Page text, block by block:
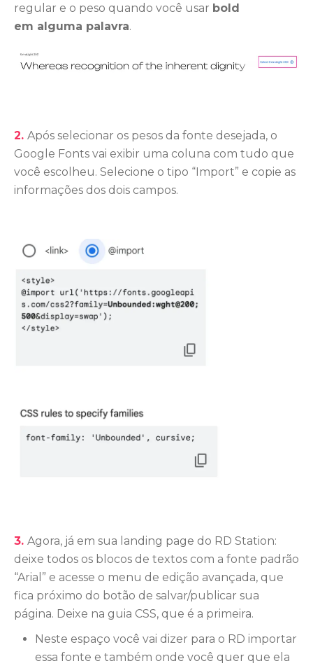
regular e o peso quando você usar bold
em alguma palavra.
2. Após selecionar os pesos da fonte desejada, o
Google Fonts vai exibir uma coluna com tudo que
você escolheu. Selecione o tipo “Import” e copie as
informações dos dois campos.
3. Agora, já em sua landing page do RD Station:
deixe todos os blocos de textos com a fonte padrão
“Arial” e acesse o menu de edição avançada, que
fica próximo do botão de salvar/publicar sua
página. Deixe na guia CSS, que é a primeira.
Neste espaço você vai dizer para o RD importar
essa fonte e também onde você quer que ela